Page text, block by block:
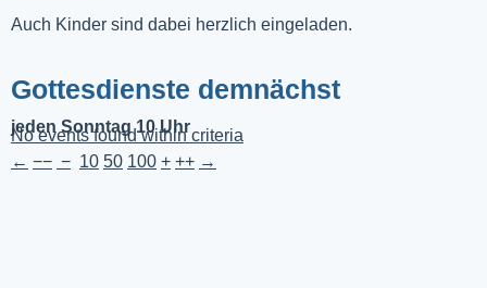
Auch Kinder sind dabei herzlich eingeladen.
Gottesdienste demnächst
jeden Sonntag 10 Uhr
No events found within criteria
← −− − 10 50 100 + ++ →